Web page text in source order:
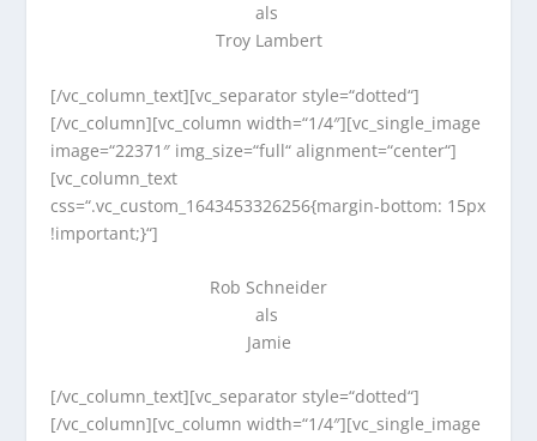
als
Troy Lambert
[/vc_column_text][vc_separator style=“dotted“]
[/vc_column][vc_column width=“1/4″][vc_single_image
image=“22371″ img_size=“full“ alignment=“center“]
[vc_column_text
css=“.vc_custom_1643453326256{margin-bottom: 15px
!important;}“]
Rob Schneider
als
Jamie
[/vc_column_text][vc_separator style=“dotted“]
[/vc_column][vc_column width=“1/4″][vc_single_image